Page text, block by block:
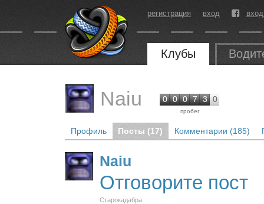
регистрация вход
Клубы
Naiu 0 0 0 7 3 0
пробег
Профиль Посты (17) Комментарии (185)
Naiu
Отговорите пост
Старокадабра